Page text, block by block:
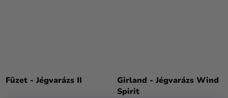
Füzet - Jégvarázs II
Girland - Jégvarázs Wind
Spirit